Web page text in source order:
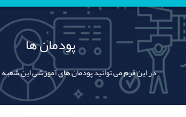
پودمان ها
در این فرم می توانید پودمان های آموزشی این شعبه